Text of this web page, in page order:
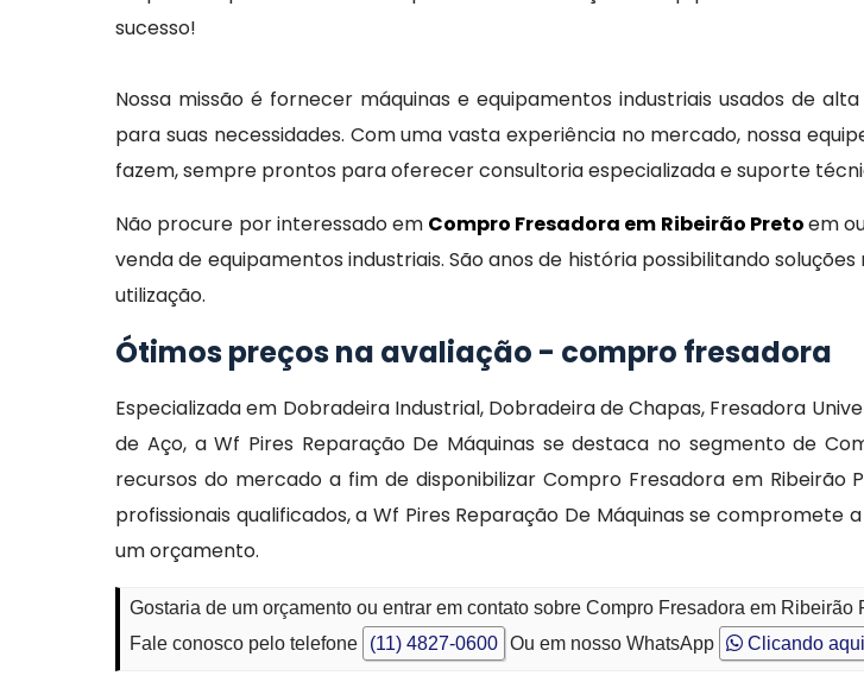
sucesso!
Nossa missão é fornecer máquinas e equipamentos industriais usados de
para suas necessidades. Com uma vasta experiência no mercado, nossa
fazem, sempre prontos para oferecer consultoria especializada e suporte
Não procure por interessado em Compro Fresadora em Ribeirão Pretoem
venda de equipamentos industriais. São anos de história possibilitando
utilização.
Ótimos preços na avaliação - compro fresadora
Especializada em Dobradeira Industrial, Dobradeira de Chapas, Fresadora
de Aço, a Wf Pires Reparação De Máquinas se destaca no segmento de
recursos do mercado a fim de disponibilizar Compro Fresadora em
profissionais qualificados, a Wf Pires Reparação De Máquinas se
um orçamento.
Gostaria de um orçamento ou entrar em contato sobre Compro Fresadora em Ribeirão
Fale conosco pelo telefone
(11) 4827-0600 Ou em nosso WhatsApp Clicando aqui